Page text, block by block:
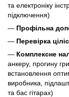
та електроніку
підключення)
— Профільна
— Перевірка
— Комплексне
анкеру, прогину
встановлення
виробника,
та бас гітарах)